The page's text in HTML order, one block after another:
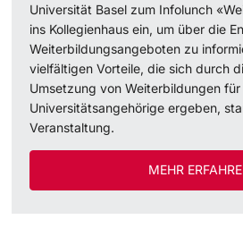
Universität Basel zum Infolunch
ins Kollegienhaus ein, um über die
Weiterbildungsangeboten zu
vielfältigen Vorteile, die sich durch
Umsetzung von Weiterbildungen für
Universitätsangehörige ergeben,
Veranstaltung.
MEHR